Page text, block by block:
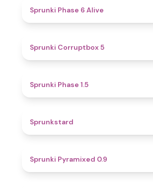
Sprunki Phase 6 Alive
Sprunki Corruptbox 5
Sprunki Phase 1.5
Sprunkstard
Sprunki Pyramixed 0.9